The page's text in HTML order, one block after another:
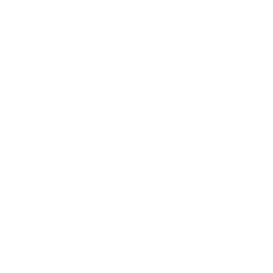
nach gefühlter
-
Dingen im
und
der
oder
. Die
grosser
Thailand war
geht
Potter - je
über
oder
Tollwut
seiner
geht es um
von Stars.
oder
.
hat eine
Es
zumindest